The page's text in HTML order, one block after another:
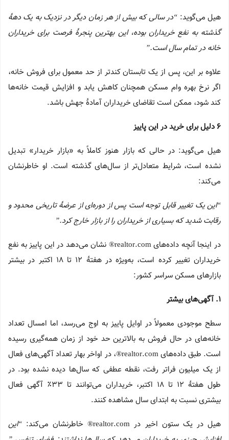
هیل می‌گوید: “در سالی که بیش از هر زمان دیگر در نزدیک به یک دههٔ
گذشته به نفع خریداران بوده، این بهترین پنجرهٔ فرصت برای خریداران
خانه در تمام سال است.”
علاوه بر این، پس از یک تابستان کندتر از حد معمول برای فروش خانه،
اگر نرخ‌ بهره وام مسکن همچنان کاهش یابد و افزایش قیمت خانه‌ها
کند شود، ممکن است تقاضای خریداران آمادهٔ جهش باشد.
۶ دلیل برای خرید در این پاییز
هیل می‌گوید: در حالی که بازار هنوز کاملاً به «بازار خریدار» تبدیل
نشده است، شرایط متعادل‌تر از سال‌های گذشته است. او خاطرنشان
می‌کند:
“این یک تغییر قابل توجه است پس از دوره‌ای از عرضهٔ تاریخی محدود و
رقابت شدید که بسیاری از خریداران را از بازار خارج کرد.”
در اینجا آنچه داده‌های realtor.com® نشان می‌دهد در این پاییز به نفع
خریداران تغییر کرده است، به‌ویژه در هفتهٔ ۱۲ تا ۱۸ اکتبر در بیشتر
بازارهای مسکن سراسر کشور:
۱.آگهی‌های بیشتر
سطح موجودی معمولاً در اوایل پاییز به اوج می‌رسد، اما امسال تعداد
خانه‌های در حال فروش به بالاترین حد خود از زمان همه‌گیری رسیده
است. طبق داده‌های realtor.com®، در اواخر بهار تعداد آگهی‌های فعال
از یک میلیون فراتر رفت، نقطه عطفی که سال‌ها دیده نشده بود. در
طول هفتهٔ ۱۲ تا ۱۸ اکتبر، خریداران می‌توانند تا ۳۳٪ آگهی فعال
بیشتری نسبت به ابتدای سال مشاهده کنند.
هیل در یک ستون اخیر در realtor.com® خاطرنشان می‌کند:
“این